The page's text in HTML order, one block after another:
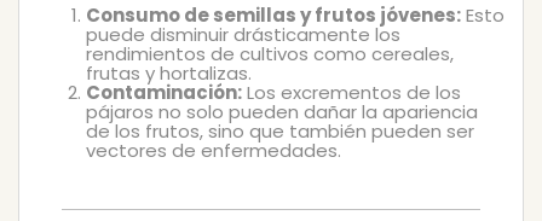
Consumo de semillas y frutos jóvenes:Esto
puede disminuir drásticamente los
rendimientos de cultivos como cereales,
frutas y hortalizas.
Contaminación:Los excrementos de los
pájaros no solo pueden dañar la apariencia
de los frutos, sino que también pueden ser
vectores de enfermedades.